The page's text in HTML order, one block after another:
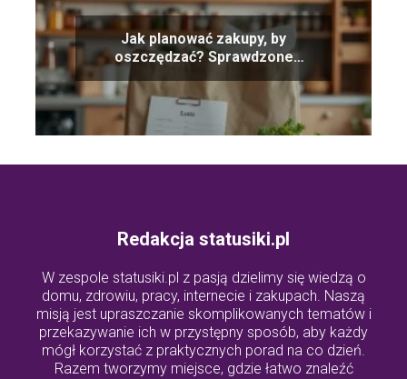
Jak planować zakupy, by
oszczędzać? Sprawdzone
Redakcja statusiki.pl
W zespole statusiki.pl z pasją dzielimy się wiedzą o
domu, zdrowiu, pracy, internecie i zakupach. Naszą
misją jest upraszczanie skomplikowanych tematów i
przekazywanie ich w przystępny sposób, aby każdy
mógł korzystać z praktycznych porad na co dzień.
Razem tworzymy miejsce, gdzie łatwo znaleźć